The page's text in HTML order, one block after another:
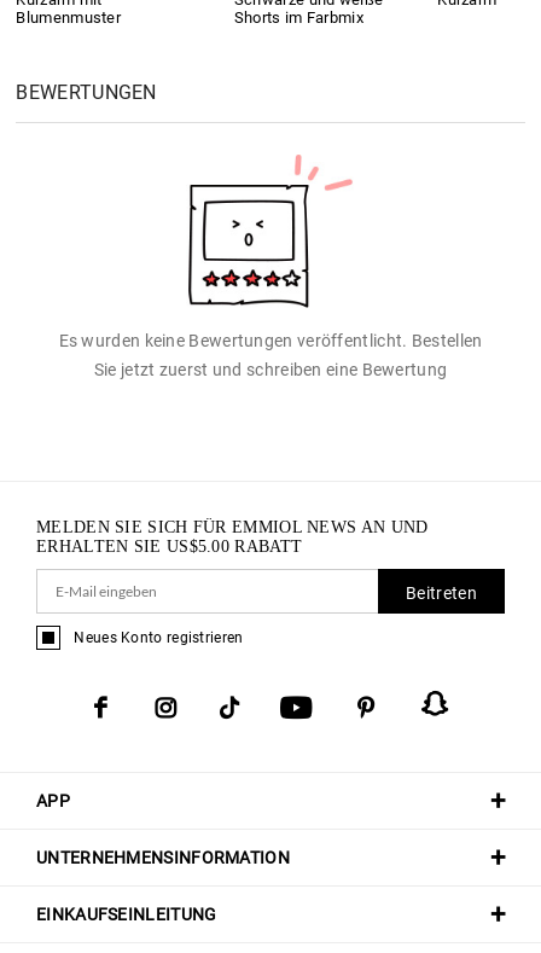
Blumenmuster
Shorts im Farbmix
BEWERTUNGEN
Es wurden keine Bewertungen veröffentlicht. Bestellen
Sie jetzt zuerst und schreiben eine Bewertung
APP
UNTERNEHMENSINFORMATION
EINKAUFSEINLEITUNG
MELDEN SIE SICH FÜR EMMIOL NEWS AN UND
ERHALTEN SIE US$5.00 RABATT
Beitreten
Neues Konto registrieren